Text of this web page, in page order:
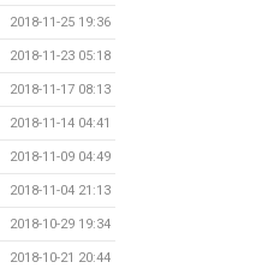
2018-11-25 19:36
2018-11-23 05:18
2018-11-17 08:13
2018-11-14 04:41
2018-11-09 04:49
2018-11-04 21:13
2018-10-29 19:34
2018-10-21 20:44